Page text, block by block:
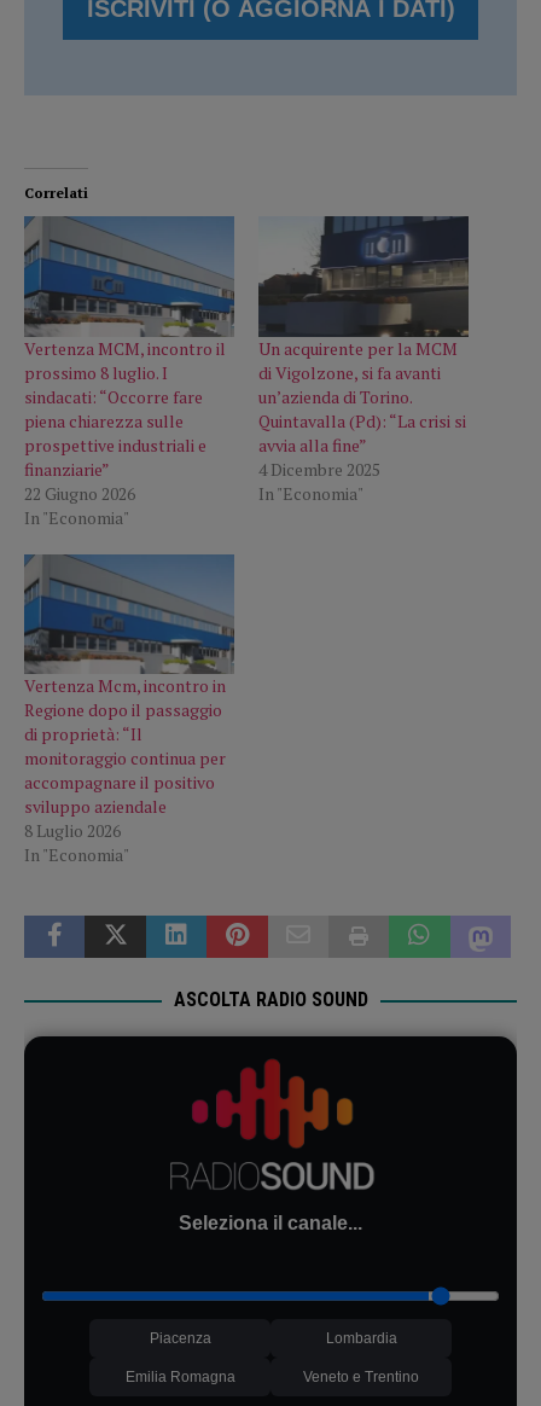
Correlati
Vertenza MCM, incontro il
prossimo 8 luglio. I
sindacati: “Occorre fare
piena chiarezza sulle
prospettive industriali e
finanziarie”
22 Giugno 2026
In "Economia"
Un acquirente per la MCM
di Vigolzone, si fa avanti
un’azienda di Torino.
Quintavalla (Pd): “La crisi si
avvia alla fine”
4 Dicembre 2025
In "Economia"
Vertenza Mcm, incontro in
Regione dopo il passaggio
di proprietà: “Il
monitoraggio continua per
accompagnare il positivo
sviluppo aziendale
8 Luglio 2026
In "Economia"
ASCOLTA RADIO SOUND
Seleziona il canale...
Piacenza Lombardia
Emilia Romagna Veneto e Trentino